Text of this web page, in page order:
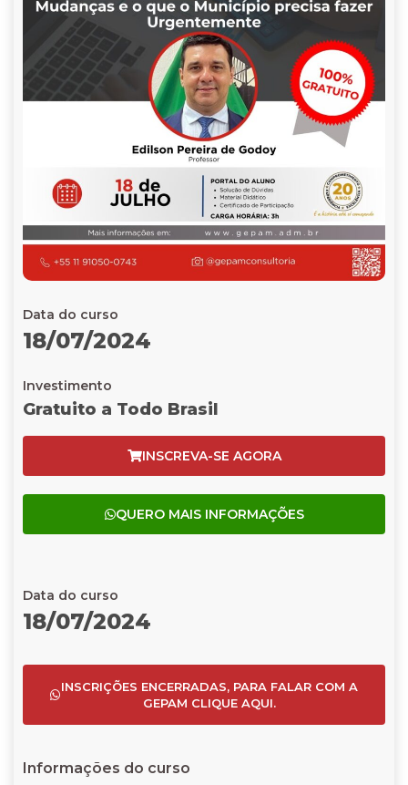
Data do curso
18/07/2024
Investimento
Gratuito a Todo Brasil
INSCREVA-SE AGORA
QUERO MAIS INFORMAÇÕES
Data do curso
18/07/2024
INSCRIÇÕES ENCERRADAS, PARA FALAR COM A
GEPAM CLIQUE AQUI.
Informações do curso